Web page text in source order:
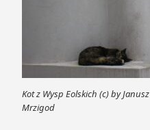
Kot z Wysp Eolskich (c) by Janusz
Mrzigod